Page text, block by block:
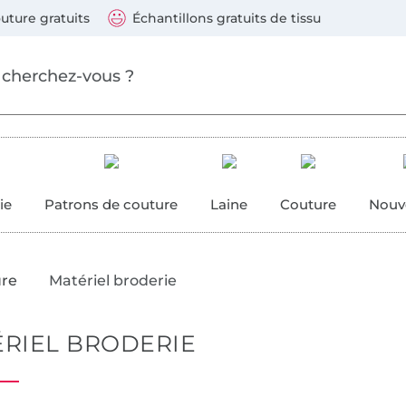
gratuits Échantillons gratuits de tissu
Patrons de couture Laine Couture
Matériel broderie
BRODERIE
suivants : Visa, Mastercard, Carte bleue, PayPal,